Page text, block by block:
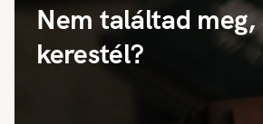
Nem találtad
kerestél?